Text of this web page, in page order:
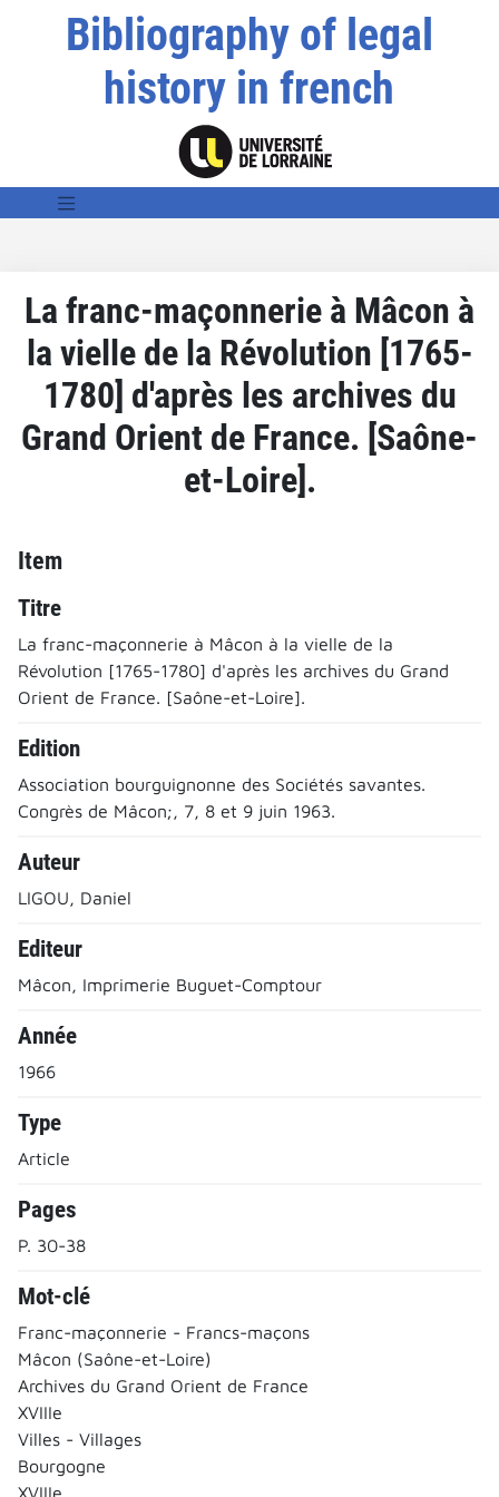
Bibliography of legal
history in french
La franc-maçonnerie à Mâcon à
la vielle de la Révolution [1765-
1780] d'après les archives du
Grand Orient de France. [Saône-
et-Loire].
Item
Titre
La franc-maçonnerie à Mâcon à la vielle de la
Révolution [1765-1780] d'après les archives du Grand
Orient de France. [Saône-et-Loire].
Edition
Association bourguignonne des Sociétés savantes.
Congrès de Mâcon;, 7, 8 et 9 juin 1963.
Auteur
LIGOU, Daniel
Editeur
Mâcon, Imprimerie Buguet-Comptour
Année
1966
Type
Article
Pages
P. 30-38
Mot-clé
Franc-maçonnerie - Francs-maçons
Mâcon (Saône-et-Loire)
Archives du Grand Orient de France
XVIIIe
Villes - Villages
Bourgogne
XVIIIe